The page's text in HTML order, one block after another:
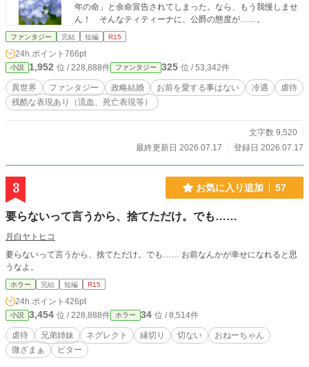
年の命」と余命宣告されてしまった。なら、もう我慢しませ
ん！ そんなティティーナに、公爵の態度が……。
ファンタジー 完結 短編 R15
24h.ポイント 766pt
小説 1,952 位 / 228,888件 ファンタジー 325 位 / 53,342件
異世界 ファンタジー 政略結婚 お前を愛する事はない 冷遇
虐待
残酷な表現あり（流血、死亡表現等）
文字数 9,520
最終更新日 2026.07.17
登録日 2026.07.17
3 お気に入り追加 57
要らないって言うから、捨てただけ。でも……
月白ヤトヒコ
要らないって言うから、捨てただけ。でも…… お前なんかが幸せになれると思
うなよ。
ホラー 完結 短編 R15
24h.ポイント 426pt
小説 3,454 位 / 228,888件 ホラー 34 位 / 8,514件
虐待 兄弟姉妹 ネグレクト 縁切り 切ない
おねーちゃん
微ざまぁ
ビター